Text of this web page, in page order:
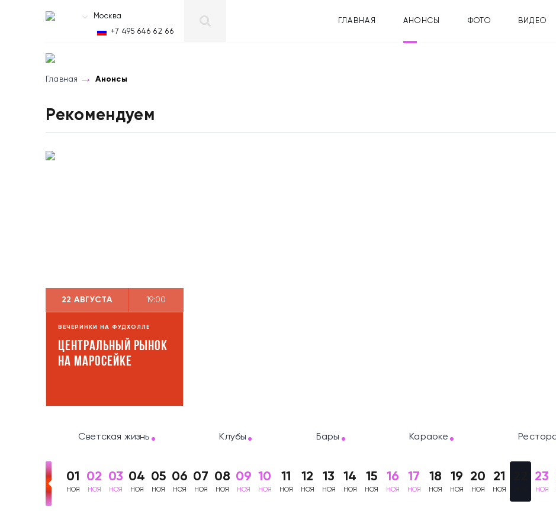
Москва
+7 495 646 62 66
ГЛАВНАЯ АНОНСЫ ФОТО ВИДЕО
Главная Анонсы
Рекомендуем
22 АВГУСТА 19:00
ВЕЧЕРИНКИ НА ФУДХОЛЛЕ
Центральный рынок
на Маросейке
Светская жизнь Клубы Бары Караоке
01
НОЯ
02
НОЯ
03
НОЯ
04
НОЯ
05
НОЯ
06
НОЯ
07
НОЯ
08
НОЯ
09
НОЯ
10
НОЯ
11
НОЯ
12
НОЯ
13
НОЯ
14
НОЯ
15
НОЯ
16
НОЯ
17
НОЯ
18
НОЯ
19
НОЯ
20
НОЯ
21
НОЯ
23
НОЯ